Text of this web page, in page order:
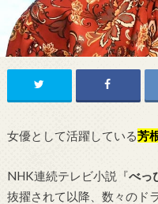
女優として活躍している芳
NHK連続テレビ小説『べっ
抜擢されて以降、数々のド